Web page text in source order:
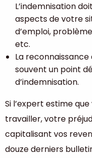
L’indemnisation
aspects de votre
d’emploi,
etc.
La reconnaissance
souvent un point
d’indemnisation.
Si l’expert estime
travailler, votre
capitalisant vos
douze derniers